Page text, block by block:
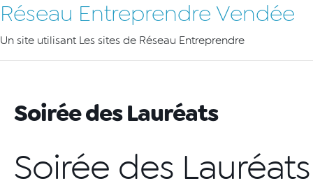
Réseau Entreprendre Vendée
Un site utilisant Les sites de Réseau Entreprendre
Soirée des Lauréats
Soirée des